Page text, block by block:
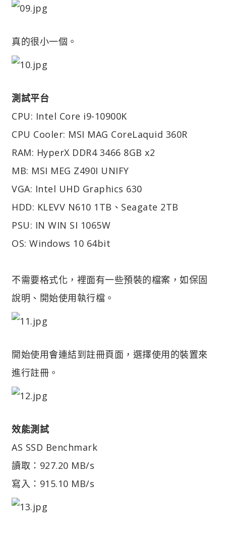
真的很小一個。
測試平台
CPU: Intel Core i9-10900K
CPU Cooler: MSI MAG CoreLaquid 360R
RAM: HyperX DDR4 3466 8GB x2
MB: MSI MEG Z490I UNIFY
VGA: Intel UHD Graphics 630
HDD: KLEVV N610 1TB、Seagate 2TB
PSU: IN WIN SI 1065W
OS: Windows 10 64bit
不需要格式化，裡面有一些預裝的檔案，如保固
說明、開始使用執行檔。
開始使用會連結到註冊頁面，選擇使用的裝置來
進行註冊。
效能測試
AS SSD Benchmark
讀取：927.20 MB/s
寫入：915.10 MB/s